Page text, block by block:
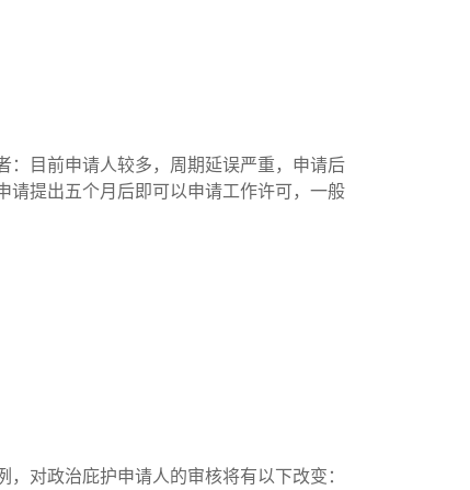
：目前申请人较多，周期延误严重，申请后
请提出五个月后即可以申请工作许可，一般
，对政治庇护申请人的审核将有以下改变：